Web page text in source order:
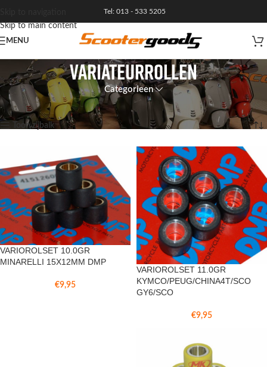
Skip to main content
Tel: 013 - 533 5205
MENU
variateurrollen
Categorieen
Home Resultaat 1–12 van de 26 resultaten wordt getoond
Toon zijbalk
VARIOROLSET 10.0GR
MINARELLI 15X12MM DMP
€9,95
VARIOROLSET 11.0GR
KYMCO/PEUG/CHINA4T/SCO
GY6/SCO
€9,95